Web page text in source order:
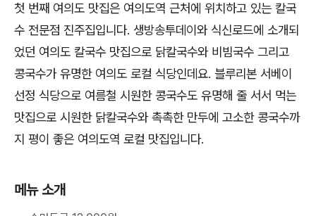
첫 번째 여의도 맛집은 여의도역 근처에 위치하고 있는 칼국
수 전문점 진주집입니다. 생방송투데이와 식신로드에 소개되
었던 여의도 칼국수 맛집으로 닭칼국수와 비빔국수 그리고
콩국수가 유명한 여의도 로컬 식당인데요. 블루리본 서베이
선정 식당으로 여름철 시원한 콩국수도 유명해 줄 서서 먹는
맛집으로 시원한 닭칼국수와 촉촉한 만두에 고소한 콩국수까
지 평이 좋은 여의도역 로컬 맛집입니다.
메뉴 소개